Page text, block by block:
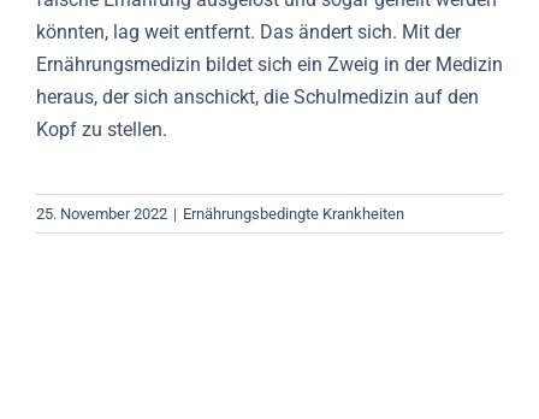
könnten, lag weit entfernt. Das ändert sich. Mit der
Ernährungsmedizin bildet sich ein Zweig in der Medizin
heraus, der sich anschickt, die Schulmedizin auf den
Kopf zu stellen.
25. November 2022 | Ernährungsbedingte Krankheiten